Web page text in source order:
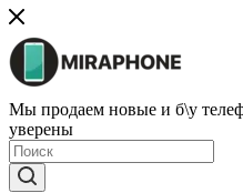
Мы продаем новые и б\у
уверены